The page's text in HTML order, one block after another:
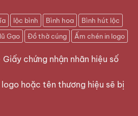
lộc bình Bình hoa
Bình hút lộc
Gạo Đồ thờ cúng Ấm chén in logo
Giấy chứng nhận nhãn hiệu số
hoặc tên thương hiệu sẽ bị